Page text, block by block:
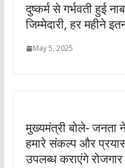
दुष्कर्म से गर्भवती हुई
जिम्मेदारी, हर महीने
May 5, 2025
मुख्यमंत्री बोले- जनता
हमारे संकल्प और
उपलब्ध कराएंगे रोजगार